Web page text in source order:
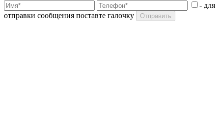
- для
отправки сообщения поставте галочку